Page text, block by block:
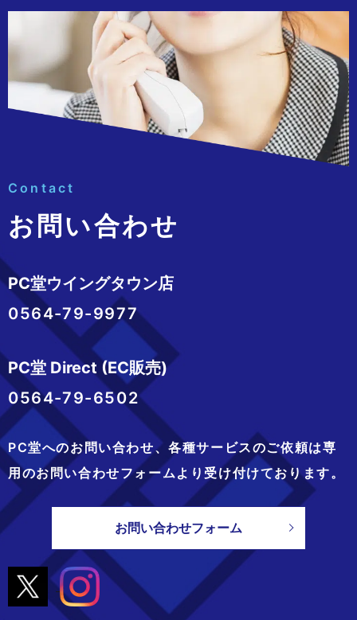
Contact
お問い合わせ
PC堂ウイングタウン店
0564-79-9977
PC堂 Direct (EC販売)
0564-79-6502
PC堂へのお問い合わせ、各種サービスのご依頼は専
用のお問い合わせフォームより 受け付けております。
お問い合わせフォーム